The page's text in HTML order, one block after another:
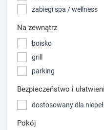
zabiegi spa / wellness
Na zewnątrz
boisko
grill
parking
Bezpieczeństwo i
dostosowany dla
Pokój